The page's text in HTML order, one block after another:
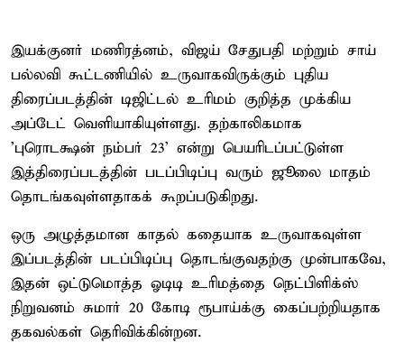
இயக்குனர் மணிரத்னம், விஜய் சேதுபதி மற்றும் சாய்
பல்லவி கூட்டணியில் உருவாகவிருக்கும் புதிய
திரைப்படத்தின் டிஜிட்டல் உரிமம் குறித்த முக்கிய
அப்டேட் வெளியாகியுள்ளது. தற்காலிகமாக
'புரொடக்ஷன் நம்பர் 23' என்று பெயரிடப்பட்டுள்ள
இத்திரைப்படத்தின் படப்பிடிப்பு வரும் ஜூலை மாதம்
தொடங்கவுள்ளதாகக் கூறப்படுகிறது.
ஒரு அழுத்தமான காதல் கதையாக உருவாகவுள்ள
இப்படத்தின் படப்பிடிப்பு தொடங்குவதற்கு முன்பாகவே,
இதன் ஒட்டுமொத்த ஓடிடி உரிமத்தை நெட்பிளிக்ஸ்
நிறுவனம் சுமார் 20 கோடி ரூபாய்க்கு கைப்பற்றியதாக
தகவல்கள் தெரிவிக்கின்றன.